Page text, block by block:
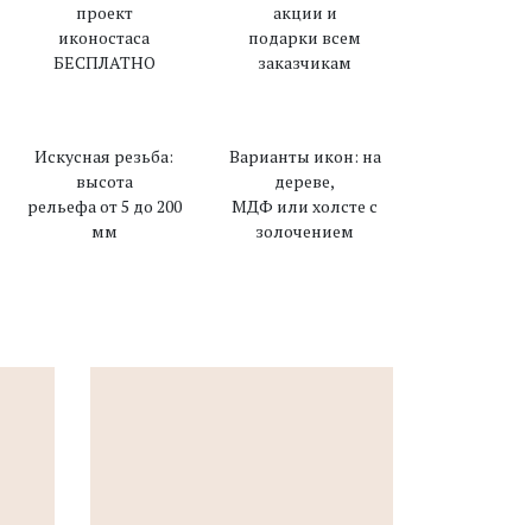
проект
иконостаса
БЕСПЛАТНО
акции и
подарки всем
заказчикам
Искусная резьба:
высота
рельефа от 5 до 200
мм
Варианты икон: на
дереве,
МДФ или холсте с
золочением